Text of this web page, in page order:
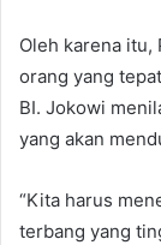
Oleh karena itu,
orang yang
BI. Jokowi
yang akan
“Kita harus
terbang yang